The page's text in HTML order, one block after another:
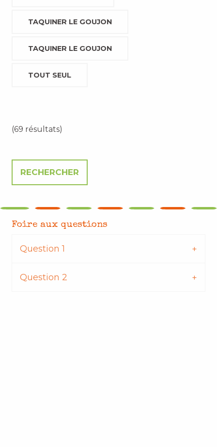
TAQUINER LE GOUJON
TAQUINER LE GOUJON
TOUT SEUL
(69 résultats)
Foire aux questions
Question 1
Question 2